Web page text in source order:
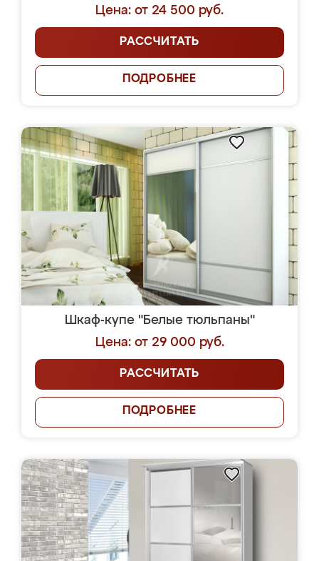
Цена: от 24 500 руб.
РАССЧИТАТЬ
ПОДРОБНЕЕ
Шкаф-купе "Белые тюльпаны"
Цена: от 29 000 руб.
РАССЧИТАТЬ
ПОДРОБНЕЕ